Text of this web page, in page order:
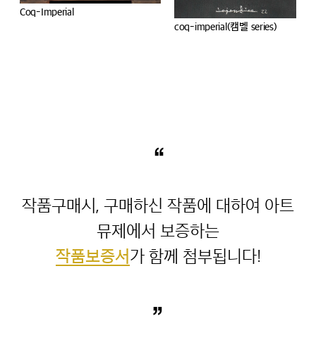
Coq-Imperial
“
작품구매시, 구매하신 작품에 대하여 아트
작품보증서
”